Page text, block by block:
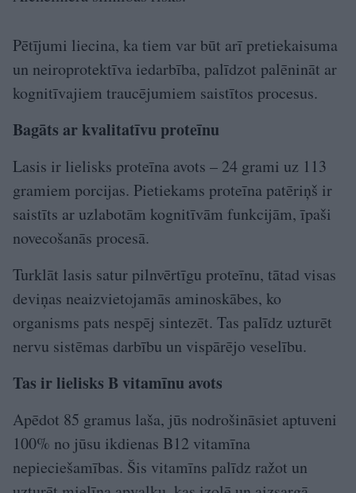
Pētījumi liecina, ka tiem var būt arī pretiekaisuma
un neiroprotektīva iedarbība, palīdzot palēnināt ar
kognitīvajiem traucējumiem saistītos procesus.
Bagāts ar kvalitatīvu proteīnu
Lasis ir lielisks proteīna avots – 24 grami uz 113
gramiem porcijas. Pietiekams proteīna patēriņš ir
saistīts ar uzlabotām kognitīvām funkcijām, īpaši
novecošanās procesā.
Turklāt lasis satur pilnvērtīgu proteīnu, tātad visas
deviņas neaizvietojamās aminoskābes, ko
organisms pats nespēj sintezēt. Tas palīdz uzturēt
nervu sistēmas darbību un vispārējo veselību.
Tas ir lielisks B vitamīnu avots
Apēdot 85 gramus laša, jūs nodrošināsiet aptuveni
100% no jūsu ikdienas B12 vitamīna
nepieciešamības. Šis vitamīns palīdz ražot un